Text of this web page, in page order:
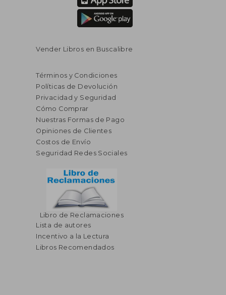
40%
dcto.
$ 59.54
$ 35.72
Vender Libros en Buscalibre
Términos y Condiciones
Políticas de Devolución
Privacidad y Seguridad
Cómo Comprar
Nuestras Formas de Pago
Opiniones de Clientes
Costos de Envío
Seguridad Redes Sociales
Libro de Reclamaciones
Lista de autores
Incentivo a la Lectura
Libros Recomendados